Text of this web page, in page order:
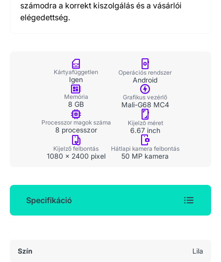
számodra a korrekt kiszolgálás és a vásárlói
elégedettség.
Kártyafüggetlen
Igen
Operációs rendszer
Android
Memória
8 GB
Grafikus vezérlő
Mali-G68 MC4
Processzor magok száma
8 processzor
Kijelző méret
6.67 inch
Kijelző felbontás
1080 x 2400 pixel
Hátlapi kamera felbontás
50 MP kamera
Specifikáció
Szín Lila